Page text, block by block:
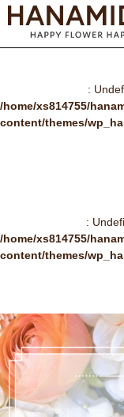
:
/home/xs814755/
content/themes/
:
/home/xs814755/
content/themes/